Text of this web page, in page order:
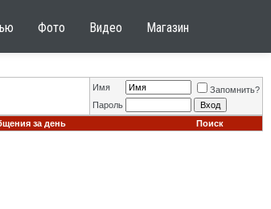
Фото Видео Магазин
Имя
Запомнить?
Пароль
за день Поиск